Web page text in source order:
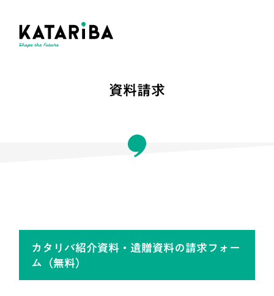
資料請求
カタリバ紹介資料・遺贈資料の請求フォー
ム（無料）